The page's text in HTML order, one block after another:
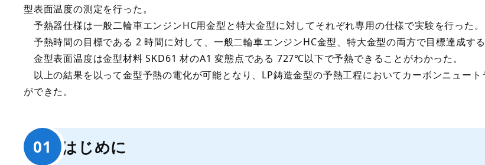
型表面温度の測定を行った。
予熱器仕様は一般二輪車エンジンHC用金型と特大金型に対してそれぞれ専用の仕様で実験を行った。
予熱時間の目標である 2 時間に対して、一般二輪車エンジンHC金型、特大金型の両方で目標達成する
金型表面温度は金型材料 SKD61 材のA1 変態点である 727℃以下で予熱できることがわかった。
以上の結果を以って金型予熱の電化が可能となり、LP鋳造金型の予熱工程においてカーボンニュート
ができた。
はじめに